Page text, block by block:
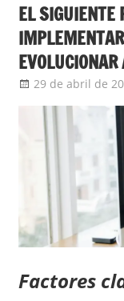
EL SIGUIENTE
29 de abril de
Factores